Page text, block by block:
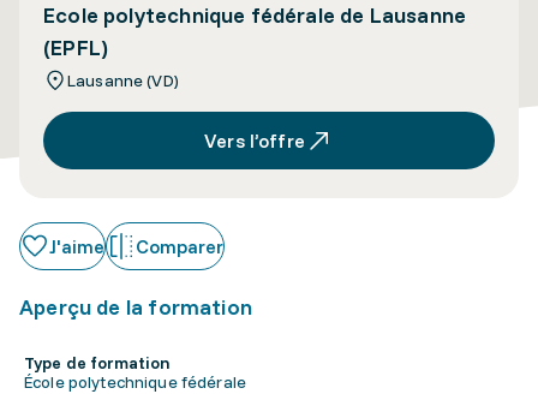
Ecole polytechnique fédérale de Lausanne
(EPFL)
Lausanne (VD)
Vers l’offre
J'aime Comparer
Aperçu de la formation
Type de formation
École polytechnique fédérale